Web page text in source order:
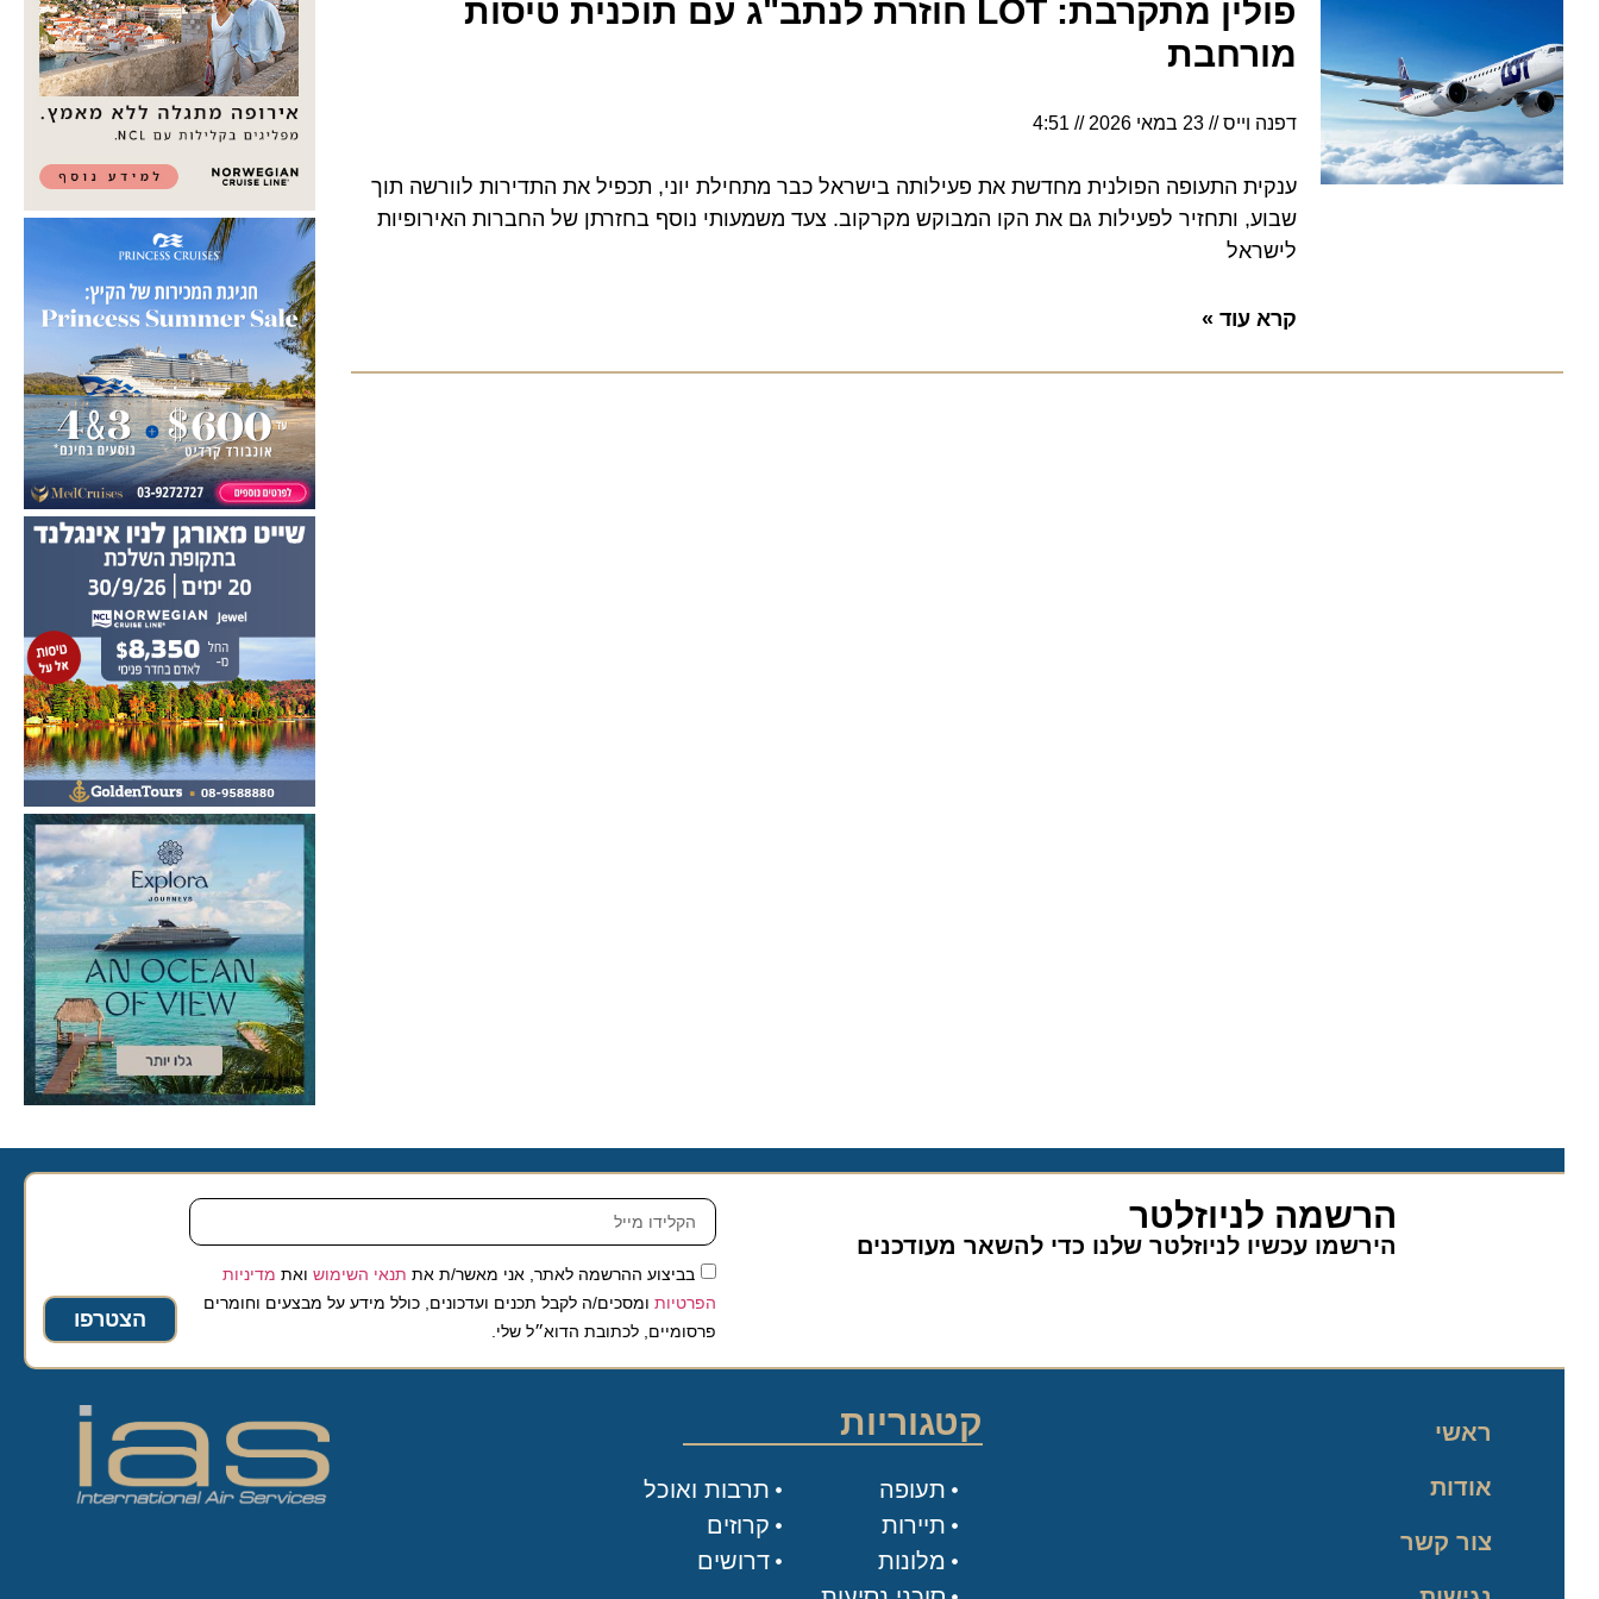
פולין מתקרבת: LOT חוזרת לנתב"ג עם תוכנית טיסות
מורחבת
דפנה וייס 23 במאי 2026 4:51
ענקית התעופה הפולנית מחדשת את פעילותה בישראל כבר מתחילת יוני, תכפיל את התדירות לוורשה תוך
שבוע, ותחזיר לפעילות גם את הקו המבוקש מקרקוב. צעד משמעותי נוסף בחזרתן של החברות האירופיות
לישראל
קרא עוד »
הרשמה לניוזלטר
הירשמו עכשיו לניוזלטר שלנו כדי להשאר מעודכנים
בביצוע ההרשמה לאתר, אני מאשר/ת אתתנאי השימושואת מדיניות
הפרטיותומסכים/ה לקבל תכנים ועדכונים, כולל מידע על מבצעים וחומרים
פרסומיים, לכתובת הדוא״ל שלי.
הצטרפו
ראשי
אודות
צור קשר
קטגוריות
תעופה
תיירות
מלונות
תרבות ואוכל
קרוזים
דרושים